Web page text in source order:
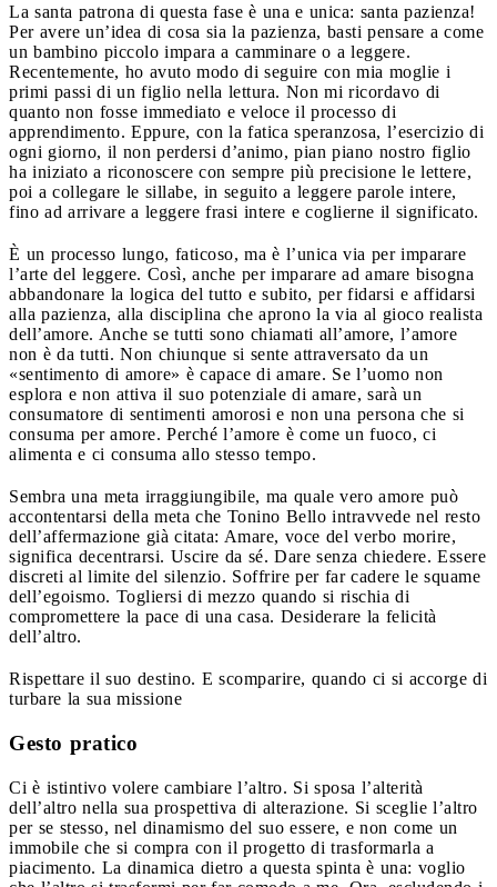
La santa patrona di questa fase è una e unica: santa pazienza!
Per avere un’idea di cosa sia la pazienza, basti pensare a come
un bambino piccolo impara a camminare o a leggere.
Recentemente, ho avuto modo di seguire con mia moglie i
primi passi di un figlio nella lettura. Non mi ricordavo di
quanto non fosse immediato e veloce il processo di
apprendimento. Eppure, con la fatica speranzosa, l’esercizio di
ogni giorno, il non perdersi d’animo, pian piano nostro figlio
ha iniziato a riconoscere con sempre più precisione le lettere,
poi a collegare le sillabe, in seguito a leggere parole intere,
fino ad arrivare a leggere frasi intere e coglierne il significato.
È un processo lungo, faticoso, ma è l’unica via per imparare
l’arte del leggere. Così, anche per imparare ad amare bisogna
abbandonare la logica del tutto e subito, per fidarsi e affidarsi
alla pazienza, alla disciplina che aprono la via al gioco realista
dell’amore. Anche se tutti sono chiamati all’amore, l’amore
non è da tutti. Non chiunque si sente attraversato da un
«sentimento di amore» è capace di amare. Se l’uomo non
esplora e non attiva il suo potenziale di amare, sarà un
consumatore di sentimenti amorosi e non una persona che si
consuma per amore. Perché l’amore è come un fuoco, ci
alimenta e ci consuma allo stesso tempo.
Sembra una meta irraggiungibile, ma quale vero amore può
accontentarsi della meta che Tonino Bello intravvede nel resto
dell’affermazione già citata: Amare, voce del verbo morire,
significa decentrarsi. Uscire da sé. Dare senza chiedere. Essere
discreti al limite del silenzio. Soffrire per far cadere le squame
dell’egoismo. Togliersi di mezzo quando si rischia di
compromettere la pace di una casa. Desiderare la felicità
dell’altro.
Rispettare il suo destino. E scomparire, quando ci si accorge di
turbare la sua missione
Gesto pratico
Ci è istintivo volere cambiare l’altro. Si sposa l’alterità
dell’altro nella sua prospettiva di alterazione. Si sceglie l’altro
per se stesso, nel dinamismo del suo essere, e non come un
immobile che si compra con il progetto di trasformarla a
piacimento. La dinamica dietro a questa spinta è una: voglio